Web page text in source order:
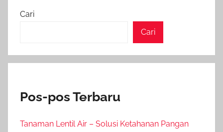
Cari
Cari
Pos-pos Terbaru
Tanaman Lentil Air – Solusi Ketahanan Pangan